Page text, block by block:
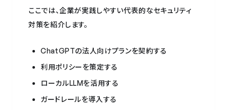
ここでは、企業が実践しやすい代表的なセキュリティ
対策を紹介します。
ChatGPTの法人向けプランを契約する
利用ポリシーを策定する
ローカルLLMを活用する
ガードレールを導入する